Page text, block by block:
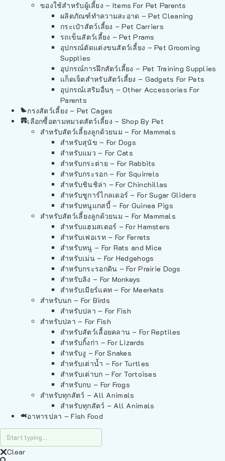
ของใช้สำหรับผู้เลี้ยง – Items For Pet Parents
ผลิตภัณฑ์ทำความสะอาด – Pet Cleaning
กระเป๋าสัตว์เลี้ยง – Pet Carriers
รถเข็นสัตว์เลี้ยง – Pet Prams
อุปกรณ์ตัดแต่งขนสัตว์เลี้ยง – Pet Grooming
Supplies
อุปกรณ์การฝึกสัตว์เลี้ยง – Pet Training Supplies
แก็ดเจ็ตสำหรับสัตว์เลี้ยง – Gadgets For Pets
อุปกรณ์เสริมอื่นๆ – Other Accessories For
Parents
กรงสัตว์เลี้ยง – Pet Cages
เลือกซื้อตามหมวดสัตว์เลี้ยง – Shop By Pet
สำหรับสัตว์เลี้ยงลูกด้วยนม – For Mammals
สำหรับสุนัข – For Dogs
สำหรับแมว – For Cats
สำหรับกระต่าย – For Rabbits
สำหรับกระรอก – For Squirrels
สำหรับชินชิล่า – For Chinchillas
สำหรับชูการ์ไกลเดอร์ – For Sugar Gliders
สำหรับหนูแกสบี้ – For Guinea Pigs
สำหรับสัตว์เลี้ยงลูกด้วยนม – For Mammals
สำหรับแฮมสเตอร์ – For Hamsters
สำหรับเฟอเรท – For Ferrets
สำหรับหนู – For Rats and Mice
สำหรับเม่น – For Hedgehogs
สำหรับกระรอกดิน – For Prairie Dogs
สำหรับลิง – For Monkeys
สำหรับเมียร์แคท – For Meerkats
สำหรับนก – For Birds
สำหรับปลา – For Fish
สำหรับปลา – For Fish
สำหรับสัตว์เลื้อยคลาน – For Reptiles
สำหรับกิ้งก่า – For Lizards
สำหรับงู – For Snakes
สำหรับเต่าน้ำ – For Turtles
สำหรับเต่าบก – For Tortoises
สำหรับกบ – For Frogs
สำหรับทุกสัตว์ – All Animals
สำหรับทุกสัตว์ – All Animals
อาหารปลา – Fish Food
Clear